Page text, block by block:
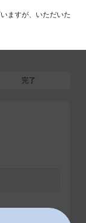
ますが、いただいた
完了